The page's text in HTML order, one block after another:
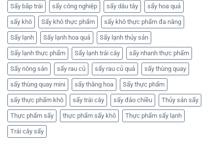
Sấy bắp trái sấy công nghiệp sấy dâu tây sấy hoa quả
sấy khô Sấy khô thực phẩm sấy khô thực phẩm đa năng
Sấy lạnh Sấy lạnh hoa quả Sấy lạnh thủy sản
Sấy lạnh thực phẩm Sấy lạnh trái cây sấy nhanh thực phẩm
Sấy nông sản sấy rau củ sấy rau củ quả sấy thùng quay
sấy thùng quay mini sấy thăng hoa Sấy thực phẩm
sấy thực phẩm khô sấy trái cây sấy đảo chiều Thủy sản sấy
Thực phẩm sấy thực phẩm sấy khô Thực phẩm sấy lạnh
Trái cây sấy